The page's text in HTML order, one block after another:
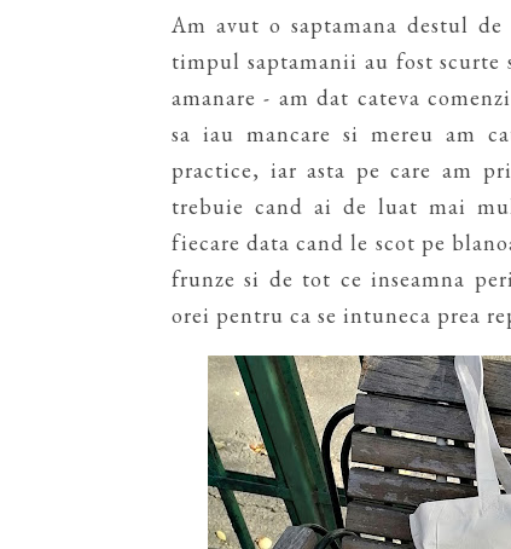
Am avut o saptamana destul
timpul saptamanii au fost scurte
amanare - am dat cateva
sa iau mancare si mereu am
practice, iar asta pe care am
trebuie cand ai de luat mai
fiecare data cand le scot pe
frunze si de tot ce inseamna
orei pentru ca se intuneca prea